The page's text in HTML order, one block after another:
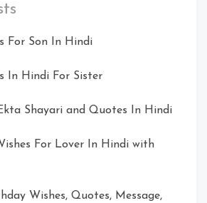
For Son In Hindi
In Hindi For Sister
Shayari and Quotes In Hindi
For Lover In Hindi with
Wishes, Quotes, Message,